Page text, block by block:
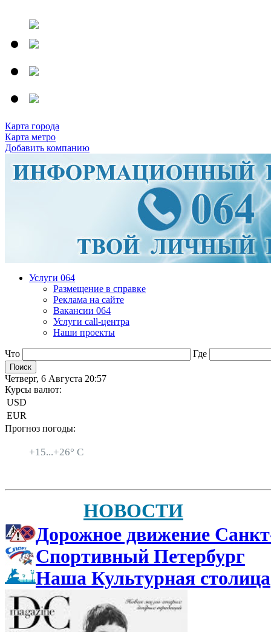
Карта города
Карта метро
Добавить компанию
Услуги 064
Размещение в справке
Реклама на сайте
Вакансии 064
Услуги call-центра
Наши проекты
Что Где
Четверг, 6 Августа 20:57
Курсы валют:
USD
EUR
Прогноз погоды:
+15...+26° C
НОВОСТИ
Дорожное движение
Спортивный Петербург
Наша Культурная столица